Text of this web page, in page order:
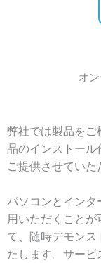
オ
弊社では製品を
品のインストール
ご提供させていた
パソコンとイン
用いただくこと
て、随時デモン
たします。サー